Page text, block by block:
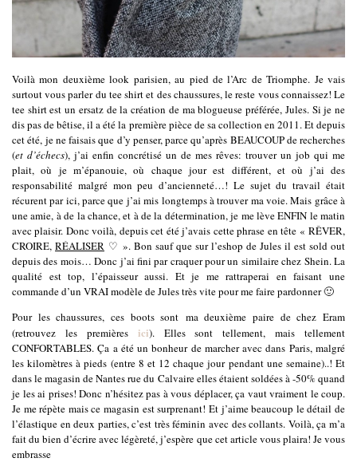
Voilà mon deuxième look parisien, au pied de l’Arc de Triomphe. Je vais
surtout vous parler du tee shirt et des chaussures, le reste vous connaissez! Le
tee shirt est un ersatz de la création de ma blogueuse préférée, Jules. Si je ne
dis pas de bêtise, il a été la première pièce de sa collection en 2011. Et depuis
cet été, je ne faisais que d’y penser, parce qu’après BEAUCOUP de recherches
(et d’échecs), j’ai enfin concrétisé un de mes rêves: trouver un job qui me
plait, où je m’épanouie, où chaque jour est différent, et où j’ai des
responsabilité malgré mon peu d’ancienneté…! Le sujet du travail était
récurent par ici, parce que j’ai mis longtemps à trouver ma voie. Mais grâce à
une amie, à de la chance, et à de la détermination, je me lève ENFIN le matin
avec plaisir. Donc voilà, depuis cet été j’avais cette phrase en tête « RÊVER,
CROIRE, RÉALISER ♡ ». Bon sauf que sur l’eshop de Jules il est sold out
depuis des mois… Donc j’ai fini par craquer pour un similaire chez Shein. La
qualité est top, l’épaisseur aussi. Et je me rattraperai en faisant une
commande d’un VRAI modèle de Jules très vite pour me faire pardonner 🙂
Pour les chaussures, ces boots sont ma deuxième paire de chez Eram
(retrouvez les premières ici). Elles sont tellement, mais tellement
CONFORTABLES. Ça a été un bonheur de marcher avec dans Paris, malgré
les kilomètres à pieds (entre 8 et 12 chaque jour pendant une semaine)..! Et
dans le magasin de Nantes rue du Calvaire elles étaient soldées à -50% quand
je les ai prises! Donc n’hésitez pas à vous déplacer, ça vaut vraiment le coup.
Je me répète mais ce magasin est surprenant! Et j’aime beaucoup le détail de
l’élastique en deux parties, c’est très féminin avec des collants. Voilà, ça m’a
fait du bien d’écrire avec légèreté, j’espère que cet article vous plaira! Je vous
embrasse